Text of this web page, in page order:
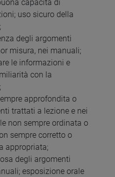
capacità di
uso sicuro della
degli argomenti
misura, nei manuali;
le informazioni e
con la
approfondita o
trattati a lezione e nei
non sempre ordinata o
sempre corretto o
appropriata;
degli argomenti
esposizione orale